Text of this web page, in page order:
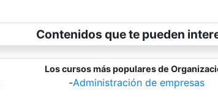
Contenidos que te pueden
Los cursos más populares de
-Administración de empresas